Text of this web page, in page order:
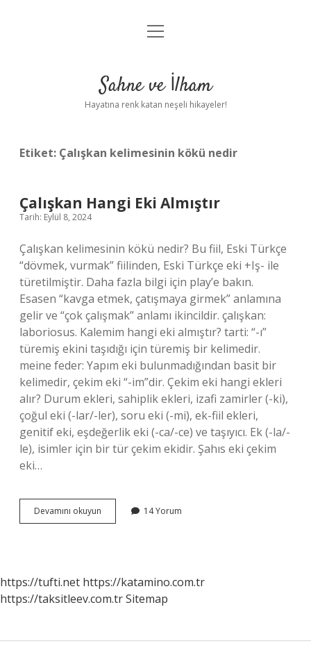
Anasayfa
Yasal Uyarı
menüyü
Sahne ve İlham
Hayatına renk katan neşeli hikayeler!
Etiket: Çalışkan kelimesinin kökü nedir
Çalışkan Hangi Eki Almıştır
Tarih: Eylül 8, 2024
Çalışkan kelimesinin kökü nedir? Bu fiil, Eski Türkçe
“dövmek, vurmak” fiilinden, Eski Türkçe eki +Iş- ile
türetilmiştir. Daha fazla bilgi için play’e bakın.
Esasen “kavga etmek, çatışmaya girmek” anlamına
gelir ve “çok çalışmak” anlamı ikincildir. çalışkan:
laboriosus. Kalemim hangi eki almıştır? tarti: “-ı”
türemiş ekini taşıdığı için türemiş bir kelimedir.
meine feder: Yapım eki bulunmadığından basit bir
kelimedir, çekim eki “-im”dir. Çekim eki hangi ekleri
alır? Durum ekleri, sahiplik ekleri, izafi zamirler (-ki),
çoğul eki (-lar/-ler), soru eki (-mi), ek-fiil ekleri,
genitif eki, eşdeğerlik eki (-ca/-ce) ve taşıyıcı. Ek (-la/-
le), isimler için bir tür çekim ekidir. Şahıs eki çekim
eki…
Devamını okuyun Çalışkan
Hangi
14 Yorum
https://tufti.net https://katamino.com.tr
https://taksitleev.com.trSitemap